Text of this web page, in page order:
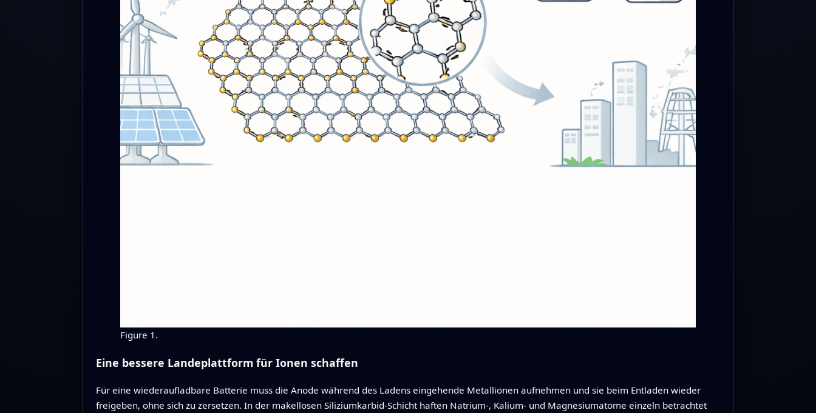
Figure 1.
Eine bessere Landeplattform für Ionen schaffen
Für eine wiederaufladbare Batterie muss die Anode während des Ladens eingehende Metallionen aufnehmen und sie beim Entladen wieder
freigeben, ohne sich zu zersetzen. In der makellosen Siliziumkarbid-Schicht haften Natrium-, Kalium- und Magnesiumatome einzeln betrachtet